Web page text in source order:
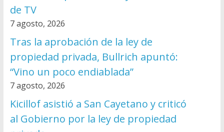
de TV
7 agosto, 2026
Tras la aprobación de la ley de
propiedad privada, Bullrich apuntó:
“Vino un poco endiablada”
7 agosto, 2026
Kicillof asistió a San Cayetano y criticó
al Gobierno por la ley de propiedad